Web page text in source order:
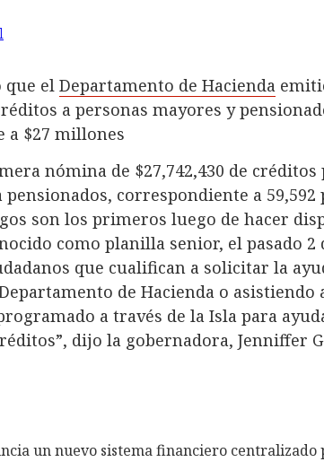
que el Departamento de Hacienda
a personas mayores y
a $27 millones
nómina de $27,742,430 de créditos
pensionados, correspondiente a
son los primeros luego de hacer
como planilla senior, el pasado 2
que cualifican a solicitar la
de Hacienda o asistiendo
a través de la Isla para
dijo la gobernadora, Jenniffer
un nuevo sistema financiero